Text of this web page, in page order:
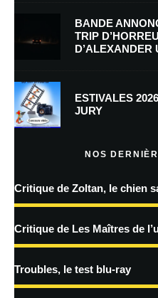
Enregistrer mon nom, mon e-
Prévenez-moi de tous les nouveaux
Prévenez-moi de tous les nouveaux
traitées
BANDE
TRIP
D’ALEXANDER
ESTIVALES
JURY
NOS
Critique de Zoltan, le chien
Critique de Les Maîtres de
Troubles, le test blu-ray